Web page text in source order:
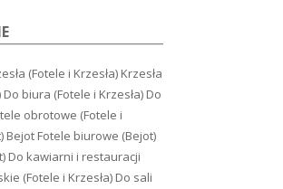
(Fotele i Krzesła) Krzesła
Do biura (Fotele i Krzesła) Do
obrotowe (Fotele i
Bejot Fotele biurowe (Bejot)
Do kawiarni i restauracji
(Fotele i Krzesła) Do sali